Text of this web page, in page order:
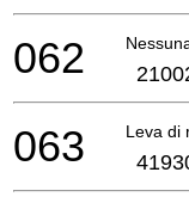
062
Leva di
063